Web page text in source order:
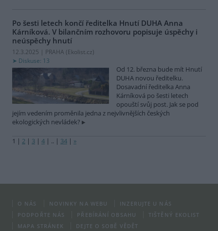
Po šesti letech končí ředitelka Hnutí DUHA Anna
Kárníková. V bilančním rozhovoru popisuje úspěchy i
neúspěchy hnutí
12.3.2025 | PRAHA (Ekolist.cz)
Diskuse: 13
Od 12. března bude mít Hnutí
DUHA novou ředitelku.
Dosavadní ředitelka Anna
Kárníková po šesti letech
opouští svůj post. Jak se pod
jejím vedením proměnila jedna z nejvlivnějších českých
ekologických nevládek?
1 | 2 | 3 | 4 | .. | 34 | »
O NÁS NOVINKY NA WEBU
INZERUJTE U NÁS
PODPOŘTE NÁS
PŘEBÍRÁNÍ OBSAHU
TIŠTĚNÝ EKOLIST
MAPA STRÁNEK
DEJTE O SOBĚ VĚDĚT